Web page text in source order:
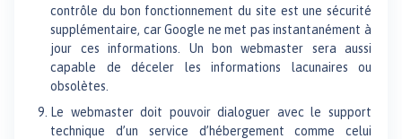
contrôle du bon fonctionnement du site est une sécurité
supplémentaire, car Google ne met pas instantanément à
jour ces informations. Un bon webmaster sera aussi
capable de déceler les informations lacunaires ou
obsolètes.
Le webmaster doit pouvoir dialoguer avec le support
technique d’un service d’hébergement comme celui